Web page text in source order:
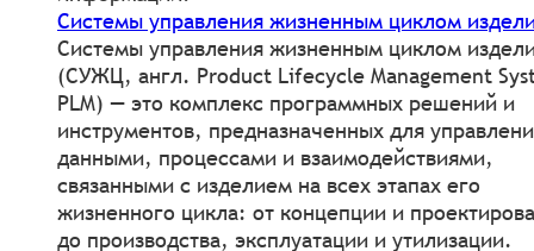
Системы управления жизненным циклом
Системы управления жизненным циклом
(СУЖЦ, англ. Product Lifecycle Management
PLM) — это комплекс программных решений и
инструментов, предназначенных для
данными, процессами и взаимодействиями,
связанными с изделием на всех этапах его
жизненного цикла: от концепции и
до производства, эксплуатации и утилизации.